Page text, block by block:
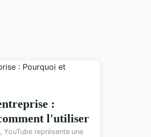
:
l'utiliser
YouTube représente une